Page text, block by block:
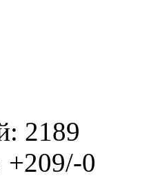
2189
+209/-0